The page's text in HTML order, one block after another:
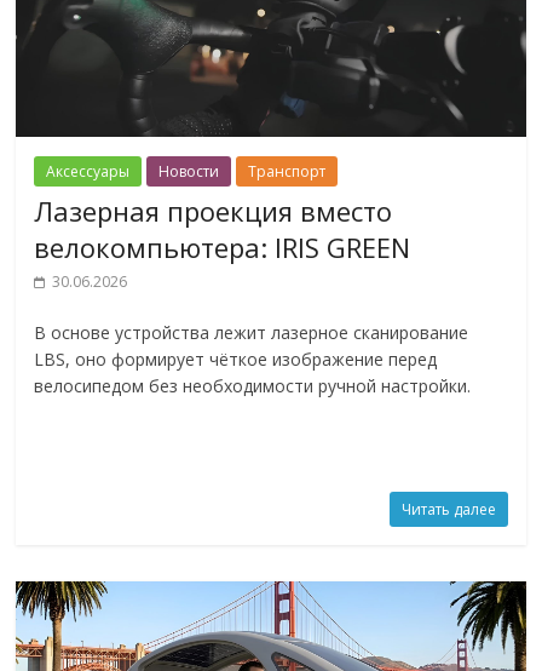
Аксессуары Новости Транспорт
Лазерная проекция вместо
велокомпьютера: IRIS GREEN
30.06.2026
В основе устройства лежит лазерное сканирование
LBS, оно формирует чёткое изображение перед
велосипедом без необходимости ручной настройки.
Читать далее